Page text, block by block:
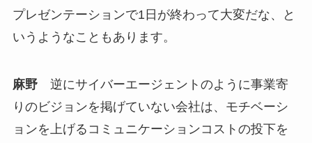
プレゼンテーションで1日が終わって大変だな、と
いうようなこともあります。
麻野逆にサイバーエージェントのように事業寄
りのビジョンを掲げていない会社は、モチベーシ
ョンを上げるコミュニケーションコストの投下を